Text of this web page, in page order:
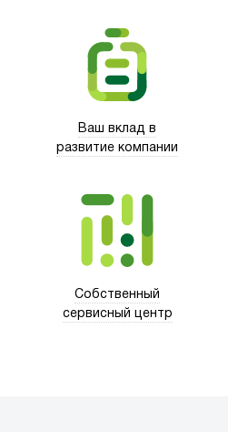
Ваш вклад в
развитие компании
Собственный
сервисный центр